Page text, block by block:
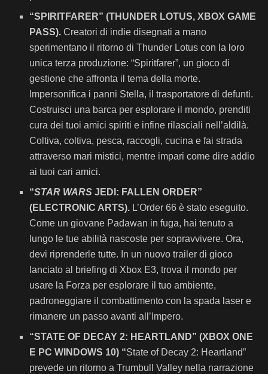
“SPIRITFARER” (THUNDER LOTUS, XBOX GAME
PASS).Creatori di indie disegnati a mano
sperimentano il ritorno di Thunder Lotus con la loro
unica terza produzione: “Spiritfarer”, un gioco di
gestione che affronta il tema della morte.
Impersonifica i panni Stella, il trasportatore di defunti.
Costruisci una barca per esplorare il mondo, prenditi
cura dei tuoi amici spiriti e infine rilasciali nell’aldilà.
Coltiva, coltiva, pesca, raccogli, cucina e fai strada
attraverso mari mistici, mentre impari come dire addio
ai tuoi cari amici.
“STAR WARS JEDI: FALLEN ORDER”
(ELECTRONIC ARTS). L’Order 66 è stato eseguito.
Come un giovane Padawan in fuga, hai tenuto a
lungo le tue abilità nascoste per sopravvivere. Ora,
devi riprenderle tutte. In un nuovo trailer di gioco
lanciato al briefing di Xbox E3, trova il mondo per
usare la Forza per esplorare il tuo ambiente,
padroneggiare il combattimento con la spada laser e
rimanere un passo avanti all’Impero.
“STATE OF DECAY 2: HEARTLAND” (XBOX ONE
E PC WINDOWS 10) “State of Decay 2: Heartland”
prevede un ritorno a Trumbull Valley nella narrazione